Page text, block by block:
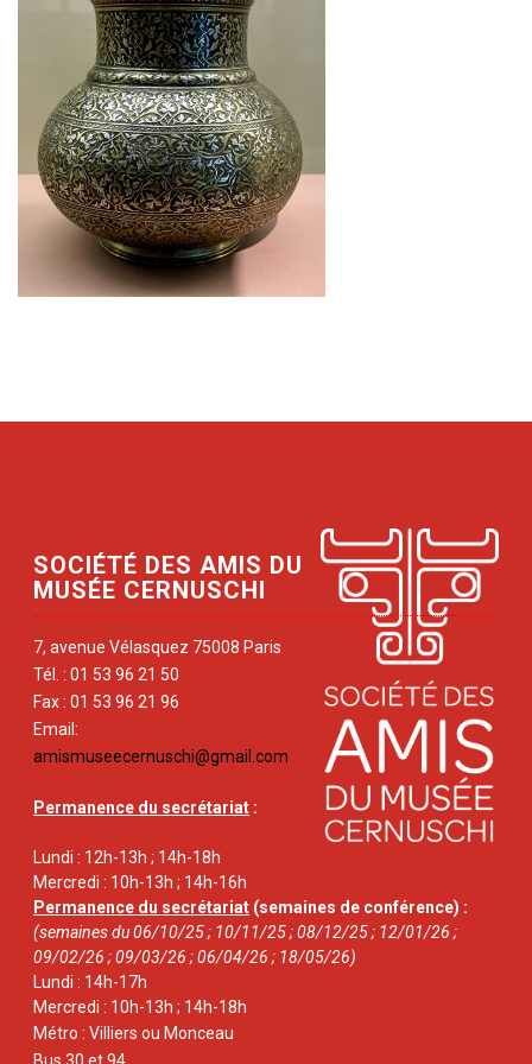
SOCIÉTÉ DES AMIS DU
MUSÉE CERNUSCHI
7, avenue Vélasquez 75008 Paris
Tél. : 01 53 96 21 50
Fax : 01 53 96 21 96
Email:
amismuseecernuschi@gmail.com
Permanence du secrétariat :
Lundi : 12h-13h ; 14h-18h
Mercredi : 10h-13h ; 14h-16h
Permanence du secrétariat (semaines de conférence) :
(semaines du 06/10/25 ; 10/11/25 ; 08/12/25 ; 12/01/26 ;
09/02/26 ; 09/03/26 ; 06/04/26 ; 18/05/26)
Lundi : 14h-17h
Mercredi : 10h-13h ; 14h-18h
Métro : Villiers ou Monceau